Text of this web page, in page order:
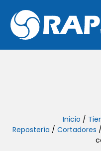
Inicio /
Repostería / Cortadores